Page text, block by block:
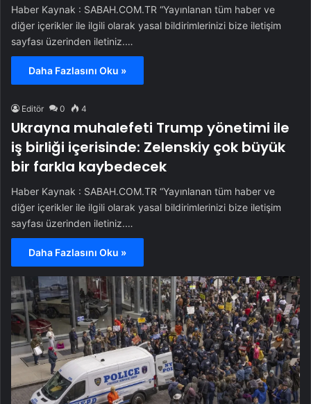
Haber Kaynak : SABAH.COM.TR “Yayınlanan tüm haber ve
diğer içerikler ile ilgili olarak yasal bildirimlerinizi bize iletişim
sayfası üzerinden iletiniz.…
Daha Fazlasını Oku »
Editör 0 4
Ukrayna muhalefeti Trump yönetimi ile
iş birliği içerisinde: Zelenskiy çok büyük
bir farkla kaybedecek
Haber Kaynak : SABAH.COM.TR “Yayınlanan tüm haber ve
diğer içerikler ile ilgili olarak yasal bildirimlerinizi bize iletişim
sayfası üzerinden iletiniz.…
Daha Fazlasını Oku »